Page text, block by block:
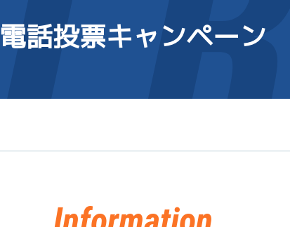
施設案内
電話投票キャンペーン